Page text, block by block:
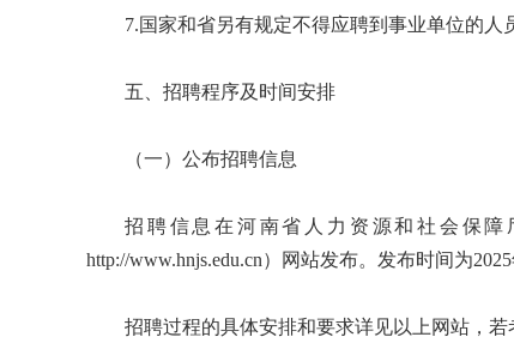
7.国家和省另有规定不得应聘到事业单位的人
五、招聘程序及时间安排
（一）公布招聘信息
招聘信息在河南省人力资源和社会保障
http://www.hnjs.edu.cn）网站发布。发布时间为
招聘过程的具体安排和要求详见以上网站，